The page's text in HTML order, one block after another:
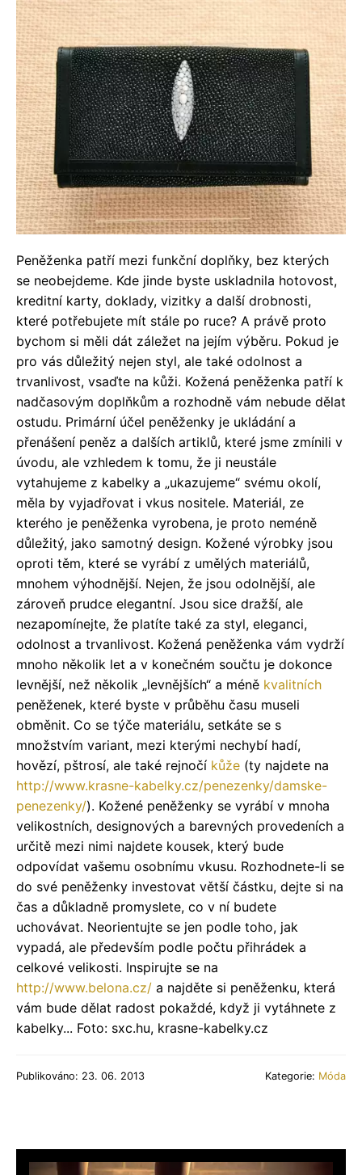
Peněženka patří mezi funkční doplňky, bez kterých
se neobejdeme. Kde jinde byste uskladnila hotovost,
kreditní karty, doklady, vizitky a další drobnosti,
které potřebujete mít stále po ruce? A právě proto
bychom si měli dát záležet na jejím výběru. Pokud je
pro vás důležitý nejen styl, ale také odolnost a
trvanlivost, vsaďte na kůži. Kožená peněženka patří k
nadčasovým doplňkům a rozhodně vám nebude dělat
ostudu. Primární účel peněženky je ukládání a
přenášení peněz a dalších artiklů, které jsme zmínili v
úvodu, ale vzhledem k tomu, že ji neustále
vytahujeme z kabelky a „ukazujeme“ svému okolí,
měla by vyjadřovat i vkus nositele. Materiál, ze
kterého je peněženka vyrobena, je proto neméně
důležitý, jako samotný design. Kožené výrobky jsou
oproti těm, které se vyrábí z umělých materiálů,
mnohem výhodnější. Nejen, že jsou odolnější, ale
zároveň prudce elegantní. Jsou sice dražší, ale
nezapomínejte, že platíte také za styl, eleganci,
odolnost a trvanlivost. Kožená peněženka vám vydrží
mnoho několik let a v konečném součtu je dokonce
levnější, než několik „levnějších“ a méně kvalitních
peněženek, které byste v průběhu času museli
obměnit. Co se týče materiálu, setkáte se s
množstvím variant, mezi kterými nechybí hadí,
hovězí, pštrosí, ale také rejnočí kůže (ty najdete na
http://www.krasne-kabelky.cz/penezenky/damske-
penezenky/). Kožené peněženky se vyrábí v mnoha
velikostních, designových a barevných provedeních a
určitě mezi nimi najdete kousek, který bude
odpovídat vašemu osobnímu vkusu. Rozhodnete-li se
do své peněženky investovat větší částku, dejte si na
čas a důkladně promyslete, co v ní budete
uchovávat. Neorientujte se jen podle toho, jak
vypadá, ale především podle počtu přihrádek a
celkové velikosti. Inspirujte se na
http://www.belona.cz/ a najděte si peněženku, která
vám bude dělat radost pokaždé, když ji vytáhnete z
kabelky... Foto: sxc.hu, krasne-kabelky.cz
Publikováno: 23. 06. 2013 Kategorie: Móda